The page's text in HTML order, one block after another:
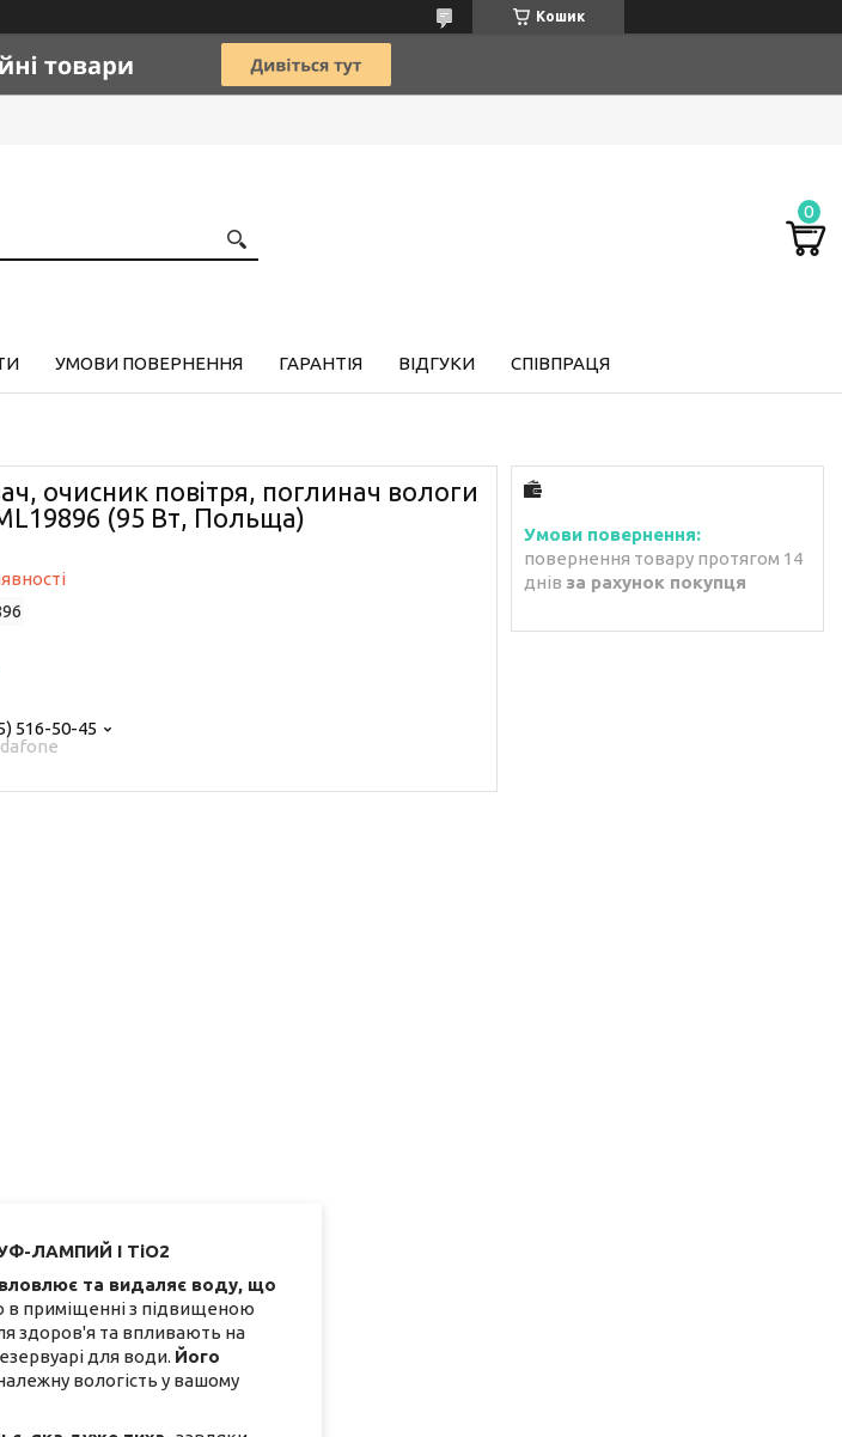
Кошик
УМОВИ ПОВЕРНЕННЯ ГАРАНТІЯ ВІДГУКИ СПІВПРАЦЯ
очисник повітря, поглинач вологи
(95 Вт, Польща)
516-50-45
повернення товару протягом 14
днів за рахунок покупця
ЛАМПИЙ І TiO2
та видаляє воду, що
в приміщенні з підвищеною
здоров'я та впливають на
для води. Його
вологість у вашому